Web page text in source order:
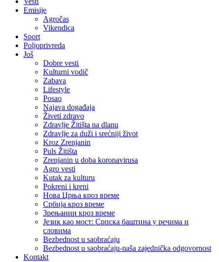
Emisije
Agročas
Vikendica
Sport
Poljoprivreda
Još
Dobre vesti
Kulturni vodič
Zabava
Lifestyle
Posao
Najava događaja
Živeti zdravo
Zdravlje Žitišta na dlanu
Zdravlje za duži i srećniji život
Kroz Zrenjanin
Puls Žitišta
Zrenjanin u doba koronavirusa
Agro vesti
Kutak za kulturu
Pokreni i kreni
Нова Црња кроз време
Србија кроз време
Зрењанин кроз време
Језик као мост: Српска баштина у речима и
словима
Bezbednost u saobraćaju
Bezbednost u saobraćaju-naša zajednička odgovornost
Kontakt